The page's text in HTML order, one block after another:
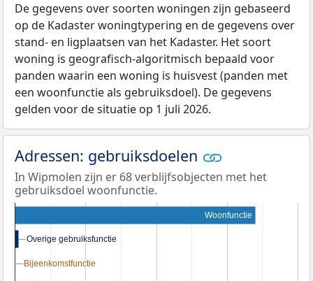
De gegevens over soorten woningen zijn gebaseerd
op de Kadaster woningtypering en de gegevens over
stand- en ligplaatsen van het Kadaster. Het soort
woning is geografisch-algoritmisch bepaald voor
panden waarin een woning is huisvest (panden met
een woonfunctie als gebruiksdoel). De gegevens
gelden voor de situatie op 1 juli 2026.
Adressen: gebruiksdoelen
In Wipmolen zijn er 68 verblijfsobjecten met het
gebruiksdoel woonfunctie.
Woonfunctie
Overige gebruiksfunctie
Overige gebruiksfunctie
Bijeenkomstfunctie
Bijeenkomstfunctie